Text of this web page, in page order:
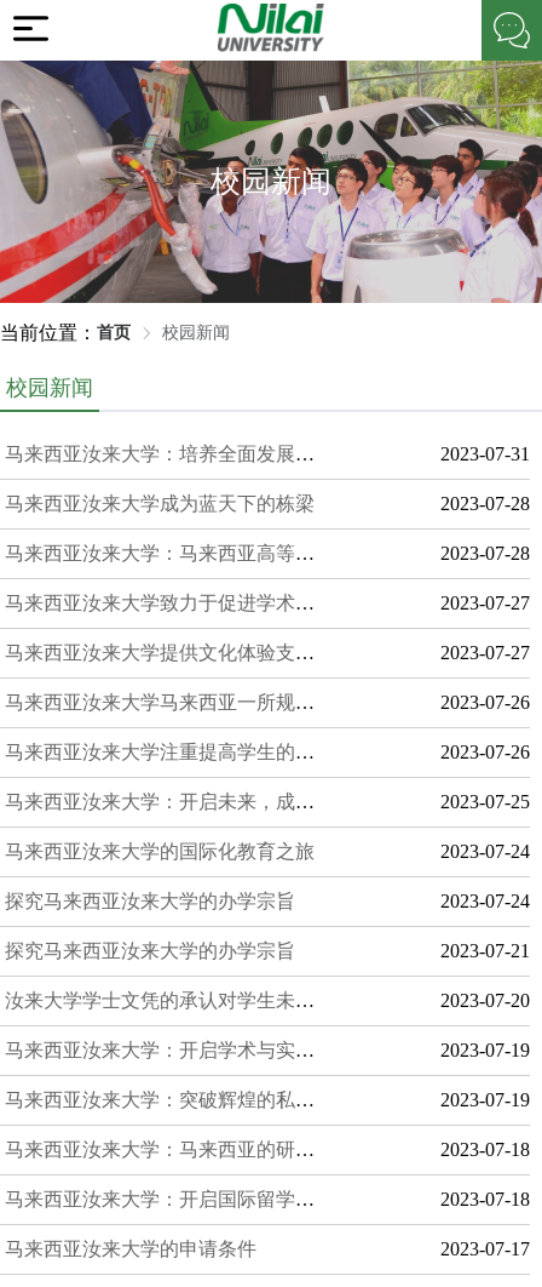
校园新闻
当前位置： 首页 校园新闻
校园新闻
马来西亚汝来大学：培养全面发展的未来领袖 2023-07-31
马来西亚汝来大学成为蓝天下的栋梁 2023-07-28
马来西亚汝来大学：马来西亚高等教育的典范 2023-07-28
马来西亚汝来大学致力于促进学术和文化交流 2023-07-27
马来西亚汝来大学提供文化体验支持和资源 2023-07-27
马来西亚汝来大学马来西亚一所规模最大的私立高等学府 2023-07-26
马来西亚汝来大学注重提高学生的综合素质 2023-07-26
马来西亚汝来大学：开启未来，成就梦想 2023-07-25
马来西亚汝来大学的国际化教育之旅 2023-07-24
探究马来西亚汝来大学的办学宗旨 2023-07-24
探究马来西亚汝来大学的办学宗旨 2023-07-21
汝来大学学士文凭的承认对学生未来的帮助 2023-07-20
马来西亚汝来大学：开启学术与实践的奇妙之旅 2023-07-19
马来西亚汝来大学：突破辉煌的私立教育巅峰 2023-07-19
马来西亚汝来大学：马来西亚的研究生之路 2023-07-18
马来西亚汝来大学：开启国际留学之门 2023-07-18
马来西亚汝来大学的申请条件 2023-07-17